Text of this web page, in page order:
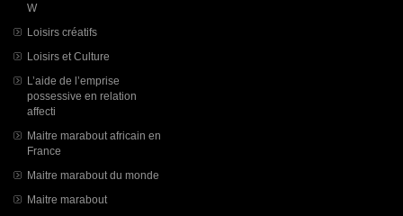
W
Loisirs créatifs
Loisirs et Culture
L’aide de l’emprise
possessive en relation
affecti
Maitre marabout africain en
France
Maitre marabout du monde
Maitre marabout